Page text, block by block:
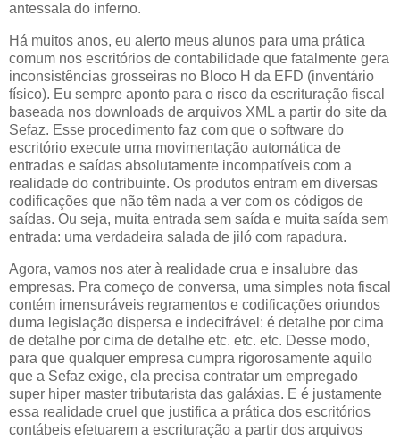
antessala do inferno.
Há muitos anos, eu alerto meus alunos para uma prática
comum nos escritórios de contabilidade que fatalmente gera
inconsistências grosseiras no Bloco H da EFD (inventário
físico). Eu sempre aponto para o risco da escrituração fiscal
baseada nos downloads de arquivos XML a partir do site da
Sefaz. Esse procedimento faz com que o software do
escritório execute uma movimentação automática de
entradas e saídas absolutamente incompatíveis com a
realidade do contribuinte. Os produtos entram em diversas
codificações que não têm nada a ver com os códigos de
saídas. Ou seja, muita entrada sem saída e muita saída sem
entrada: uma verdadeira salada de jiló com rapadura.
Agora, vamos nos ater à realidade crua e insalubre das
empresas. Pra começo de conversa, uma simples nota fiscal
contém imensuráveis regramentos e codificações oriundos
duma legislação dispersa e indecifrável: é detalhe por cima
de detalhe por cima de detalhe etc. etc. etc. Desse modo,
para que qualquer empresa cumpra rigorosamente aquilo
que a Sefaz exige, ela precisa contratar um empregado
super hiper master tributarista das galáxias. E é justamente
essa realidade cruel que justifica a prática dos escritórios
contábeis efetuarem a escrituração a partir dos arquivos